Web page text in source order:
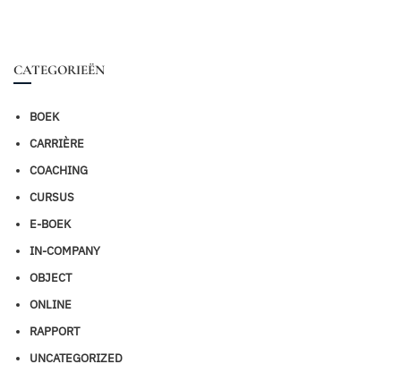
CATEGORIEËN
BOEK
CARRIÈRE
COACHING
CURSUS
E-BOEK
IN-COMPANY
OBJECT
ONLINE
RAPPORT
UNCATEGORIZED